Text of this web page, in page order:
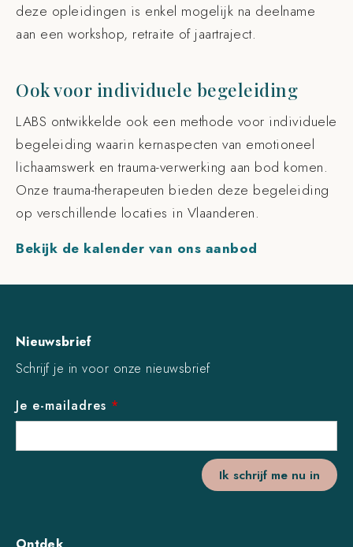
deze opleidingen is enkel mogelijk na deelname
aan een workshop, retraite of jaartraject.
Ook voor individuele begeleiding
LABS ontwikkelde ook een methode voor individuele
begeleiding waarin kernaspecten van emotioneel
lichaamswerk en trauma-verwerking aan bod komen.
Onze trauma-therapeuten bieden deze begeleiding
op verschillende locaties in Vlaanderen.
Bekijk de kalender van ons aanbod
Nieuwsbrief
Schrijf je in voor onze nieuwsbrief
Je e-mailadres *